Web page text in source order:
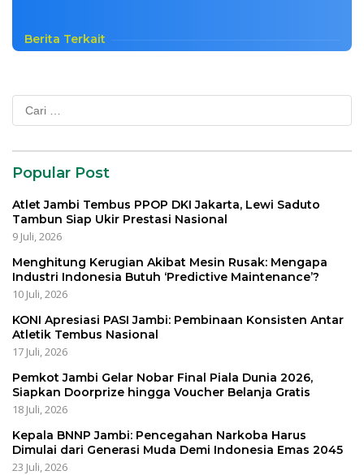
Berita Terkait
Cari
untuk:
Popular Post
Atlet Jambi Tembus PPOP DKI Jakarta, Lewi Saduto
Tambun Siap Ukir Prestasi Nasional
9 Juli, 2026
Menghitung Kerugian Akibat Mesin Rusak: Mengapa
Industri Indonesia Butuh ‘Predictive Maintenance’?
10 Juli, 2026
KONI Apresiasi PASI Jambi: Pembinaan Konsisten Antar
Atletik Tembus Nasional
17 Juli, 2026
Pemkot Jambi Gelar Nobar Final Piala Dunia 2026,
Siapkan Doorprize hingga Voucher Belanja Gratis
18 Juli, 2026
Kepala BNNP Jambi: Pencegahan Narkoba Harus
Dimulai dari Generasi Muda Demi Indonesia Emas 2045
23 Juli, 2026